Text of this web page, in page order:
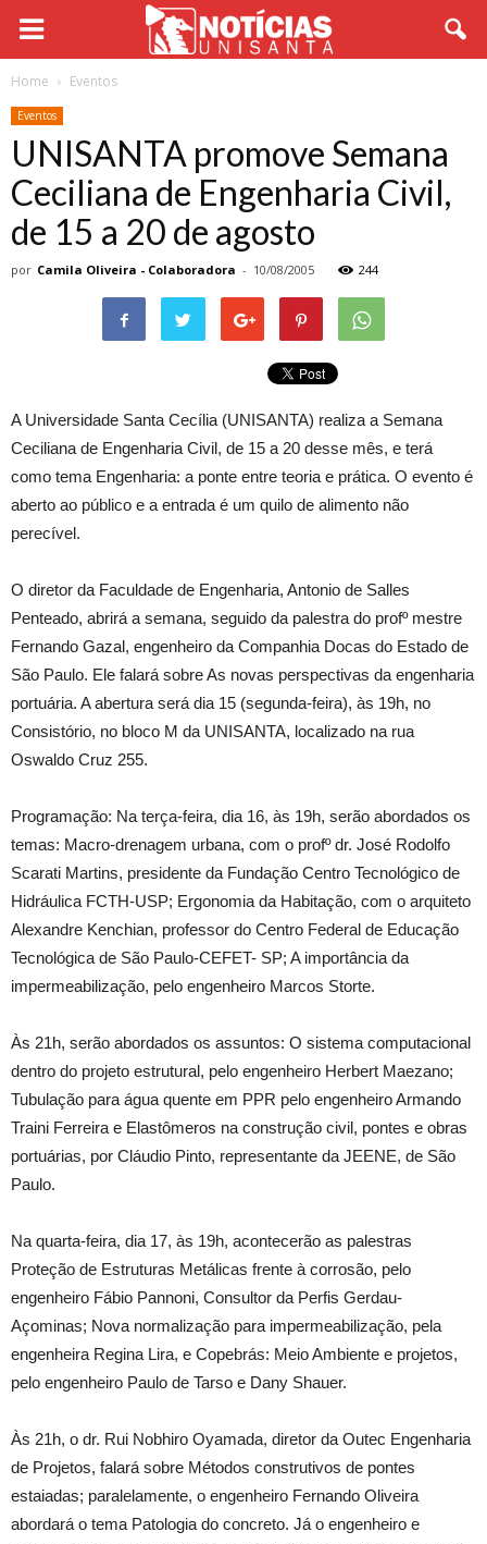
Home Eventos
Eventos
UNISANTA promove Semana
Ceciliana de Engenharia Civil,
de 15 a 20 de agosto
por Camila Oliveira - Colaboradora - 10/08/2005 244
A Universidade Santa Cecília (UNISANTA) realiza a Semana
Ceciliana de Engenharia Civil, de 15 a 20 desse mês, e terá
como tema Engenharia: a ponte entre teoria e prática. O evento é
aberto ao público e a entrada é um quilo de alimento não
perecível.
O diretor da Faculdade de Engenharia, Antonio de Salles
Penteado, abrirá a semana, seguido da palestra do profº mestre
Fernando Gazal, engenheiro da Companhia Docas do Estado de
São Paulo. Ele falará sobre As novas perspectivas da engenharia
portuária. A abertura será dia 15 (segunda-feira), às 19h, no
Consistório, no bloco M da UNISANTA, localizado na rua
Oswaldo Cruz 255.
Programação: Na terça-feira, dia 16, às 19h, serão abordados os
temas: Macro-drenagem urbana, com o profº dr. José Rodolfo
Scarati Martins, presidente da Fundação Centro Tecnológico de
Hidráulica FCTH-USP; Ergonomia da Habitação, com o arquiteto
Alexandre Kenchian, professor do Centro Federal de Educação
Tecnológica de São Paulo-CEFET- SP; A importância da
impermeabilização, pelo engenheiro Marcos Storte.
Às 21h, serão abordados os assuntos: O sistema computacional
dentro do projeto estrutural, pelo engenheiro Herbert Maezano;
Tubulação para água quente em PPR pelo engenheiro Armando
Traini Ferreira e Elastômeros na construção civil, pontes e obras
portuárias, por Cláudio Pinto, representante da JEENE, de São
Paulo.
Na quarta-feira, dia 17, às 19h, acontecerão as palestras
Proteção de Estruturas Metálicas frente à corrosão, pelo
engenheiro Fábio Pannoni, Consultor da Perfis Gerdau-
Açominas; Nova normalização para impermeabilização, pela
engenheira Regina Lira, e Copebrás: Meio Ambiente e projetos,
pelo engenheiro Paulo de Tarso e Dany Shauer.
Às 21h, o dr. Rui Nobhiro Oyamada, diretor da Outec Engenharia
de Projetos, falará sobre Métodos construtivos de pontes
estaiadas; paralelamente, o engenheiro Fernando Oliveira
abordará o tema Patologia do concreto. Já o engenheiro e